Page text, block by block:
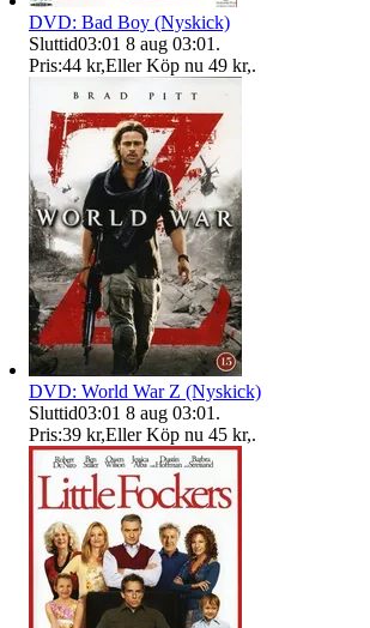
DVD: Bad Boy (Nyskick)
Sluttid03:01 8 aug 03:01 .
Pris:44 kr,Eller Köp nu 49 kr,.
DVD: World War Z (Nyskick)
Sluttid03:01 8 aug 03:01 .
Pris:39 kr,Eller Köp nu 45 kr,.